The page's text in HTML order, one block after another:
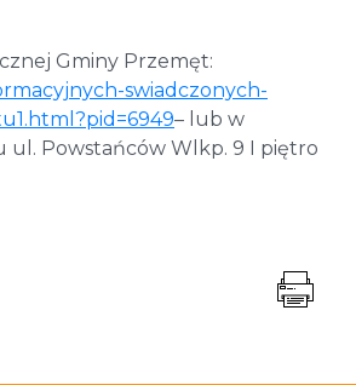
Gminy Przemęt:
swiadczonych-
– lub w
ul. Powstańców Wlkp. 9 I piętro